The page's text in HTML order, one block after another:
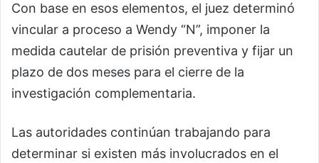
Con base en esos elementos, el juez determinó
vincular a proceso a Wendy “N”, imponer la
medida cautelar de prisión preventiva y fijar un
plazo de dos meses para el cierre de la
investigación complementaria.
Las autoridades continúan trabajando para
determinar si existen más involucrados en el